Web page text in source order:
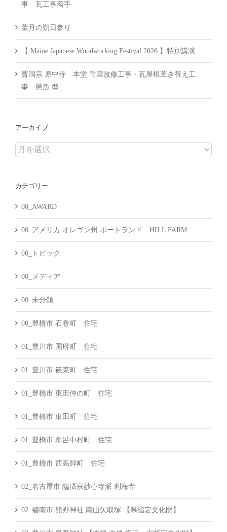
事 瓦工事着手
葉月の朔日参り
【 Maine Japanese Woodworking Festival 2026 】特別講演
曹洞宗 原中寺 本堂 耐震改修工事・瓦屋根葺き替え工
事 懸魚 型
アーカイブ
ア
イ
カテゴリー
00_AWARD
00_アメリカ オレゴン州 ポートランド HILL FARM
00_トピック
00_メディア
00_未分類
00_豊橋市 石巻町 住宅
01_豊川市 国府町 住宅
01_豊川市 篠束町 住宅
01_豊橋市 東田仲の町 住宅
01_豊橋市 東田町 住宅
01_豊橋市 牟呂中村町 住宅
01_豊橋市 西高師町 住宅
02_名古屋市 臨済宗妙心寺派 利海寺
02_碧南市 熊野神社 南山矢取塚 【県指定文化財】